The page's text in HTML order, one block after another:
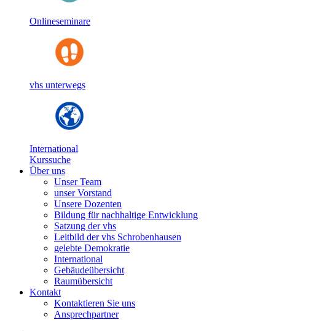
Onlineseminare
vhs unterwegs
International
Kurssuche
Über uns
Unser Team
unser Vorstand
Unsere Dozenten
Bildung für nachhaltige Entwicklung
Satzung der vhs
Leitbild der vhs Schrobenhausen
gelebte Demokratie
International
Gebäudeübersicht
Raumübersicht
Kontakt
Kontaktieren Sie uns
Ansprechpartner